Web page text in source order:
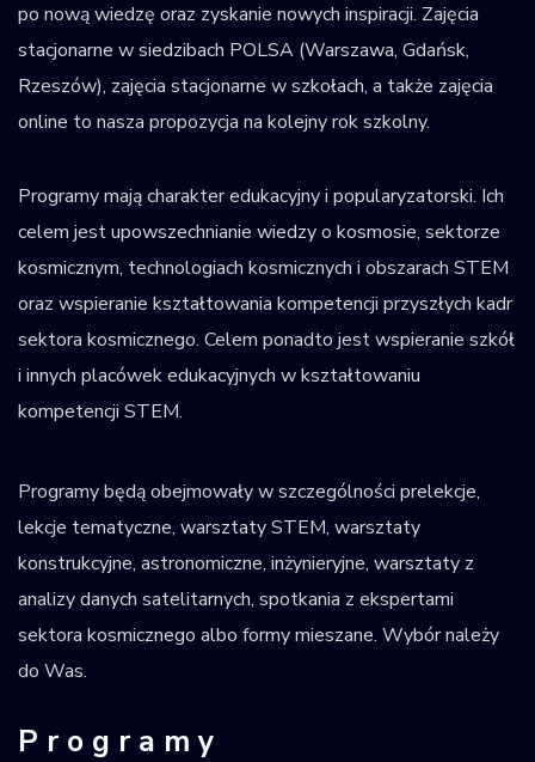
po nową wiedzę oraz zyskanie nowych inspiracji. Zajęcia
stacjonarne w siedzibach POLSA (Warszawa, Gdańsk,
Rzeszów), zajęcia stacjonarne w szkołach, a także zajęcia
online to nasza propozycja na kolejny rok szkolny.
Programy mają charakter edukacyjny i popularyzatorski. Ich
celem jest upowszechnianie wiedzy o kosmosie, sektorze
kosmicznym, technologiach kosmicznych i obszarach STEM
oraz wspieranie kształtowania kompetencji przyszłych kadr
sektora kosmicznego. Celem ponadto jest wspieranie szkół
i innych placówek edukacyjnych w kształtowaniu
kompetencji STEM.
Programy będą obejmowały w szczególności prelekcje,
lekcje tematyczne, warsztaty STEM, warsztaty
konstrukcyjne, astronomiczne, inżynieryjne, warsztaty z
analizy danych satelitarnych, spotkania z ekspertami
sektora kosmicznego albo formy mieszane. Wybór należy
do Was.
Programy